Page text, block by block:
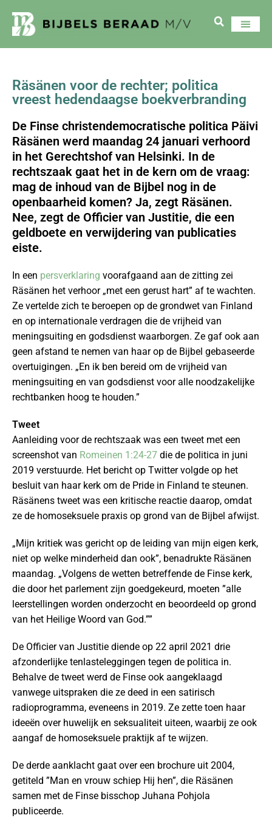
Räsänen voor de rechter; politica
vreest hedendaagse boekverbranding
De Finse christendemocratische politica Päivi
Räsänen werd maandag 24 januari verhoord
in het Gerechtshof van Helsinki. In de
rechtszaak gaat het in de kern om de vraag:
mag de inhoud van de Bijbel nog in de
openbaarheid komen? Ja, zegt Räsänen.
Nee, zegt de Officier van Justitie, die een
geldboete en verwijdering van publicaties
eiste.
In een persverklaring voorafgaand aan de zitting zei
Räsänen het verhoor „met een gerust hart” af te wachten.
Ze vertelde zich te beroepen op de grondwet van Finland
en op internationale verdragen die de vrijheid van
meningsuiting en godsdienst waarborgen. Ze gaf ook aan
geen afstand te nemen van haar op de Bijbel gebaseerde
overtuigingen. „En ik ben bereid om de vrijheid van
meningsuiting en van godsdienst voor alle noodzakelijke
rechtbanken hoog te houden.”
Tweet
Aanleiding voor de rechtszaak was een tweet met een
screenshot van Romeinen 1:24-27 die de politica in juni
2019 verstuurde. Het bericht op Twitter volgde op het
besluit van haar kerk om de Pride in Finland te steunen.
Räsänens tweet was een kritische reactie daarop, omdat
ze de homoseksuele praxis op grond van de Bijbel afwijst.
„Mijn kritiek was gericht op de leiding van mijn eigen kerk,
niet op welke minderheid dan ook”, benadrukte Räsänen
maandag. „Volgens de wetten betreffende de Finse kerk,
die door het parlement zijn goedgekeurd, moeten ”alle
leerstellingen worden onderzocht en beoordeeld op grond
van het Heilige Woord van God.””
De Officier van Justitie diende op 22 april 2021 drie
afzonderlijke tenlasteleggingen tegen de politica in.
Behalve de tweet werd de Finse ook aangeklaagd
vanwege uitspraken die ze deed in een satirisch
radioprogramma, eveneens in 2019. Ze zette toen haar
ideeën over huwelijk en seksualiteit uiteen, waarbij ze ook
aangaf de homoseksuele praktijk af te wijzen.
De derde aanklacht gaat over een brochure uit 2004,
getiteld ”Man en vrouw schiep Hij hen”, die Räsänen
samen met de Finse bisschop Juhana Pohjola
publiceerde.